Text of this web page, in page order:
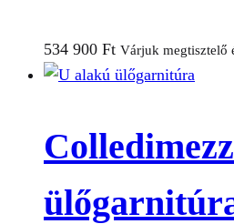
534 900 Ft Várjuk megtisztelő